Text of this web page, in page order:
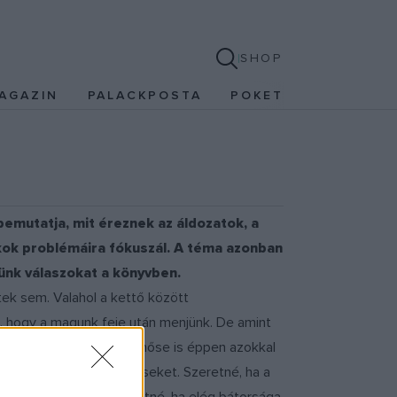
SHOP
PALACKPOSTA POKET
mit éreznek az áldozatok, a
problémáira fókuszál. A téma azonban
válaszokat a könyvben.
sem. Valahol a kettő között
a magunk feje után menjünk. De amint
a könyv 13 éves főhőse is éppen azokkal
a kényes kérdéseket. Szeretné, ha a